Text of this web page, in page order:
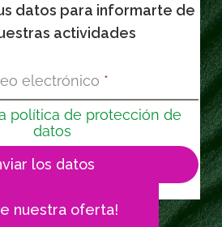
datos para informarte de
actividades
electrónico *
política de protección de
datos
los datos
nuestra oferta!